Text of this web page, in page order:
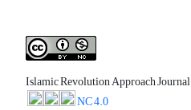
Islamic Revolution Approach Journal
NC 4.0